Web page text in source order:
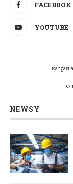
FACEBOOK
YOUTUBE
e-
NEWSY